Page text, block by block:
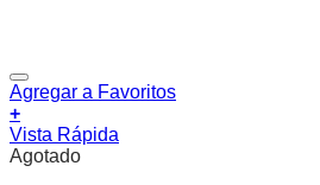
Agregar a Favoritos
+
Vista Rápida
Agotado